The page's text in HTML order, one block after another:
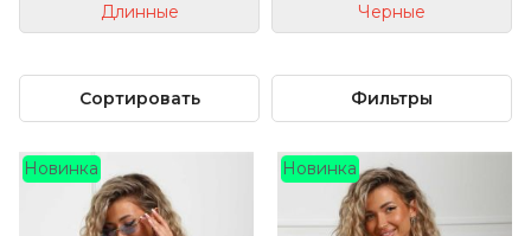
Длинные Черные
Сортировать Фильтры
Новинка Новинка